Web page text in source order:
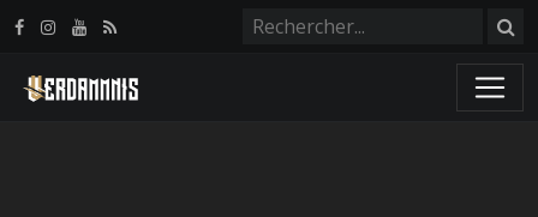
Panneau de gestion des cookies